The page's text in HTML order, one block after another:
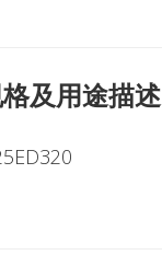
及用途描述